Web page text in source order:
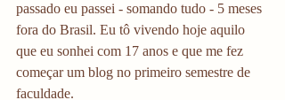
passado eu passei - somando tudo - 5 meses
fora do Brasil. Eu tô vivendo hoje aquilo
que eu sonhei com 17 anos e que me fez
começar um blog no primeiro semestre de
faculdade.